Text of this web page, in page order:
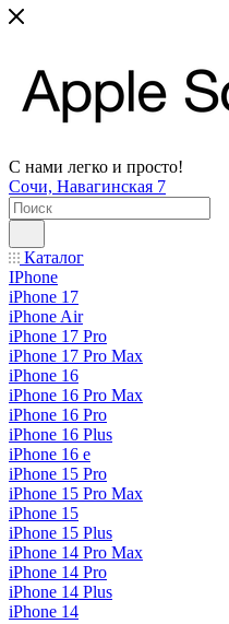
С нами легко и просто!
Сочи, Навагинская 7
Каталог
IPhone
iPhone 17
iPhone Air
iPhone 17 Pro
iPhone 17 Pro Max
iPhone 16
iPhone 16 Pro Max
iPhone 16 Pro
iPhone 16 Plus
iPhone 16 e
iPhone 15 Pro
iPhone 15 Pro Max
iPhone 15
iPhone 15 Plus
iPhone 14 Pro Max
iPhone 14 Pro
iPhone 14 Plus
iPhone 14